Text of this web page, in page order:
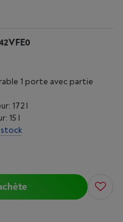
1 porte avec partie
172 l
15 l